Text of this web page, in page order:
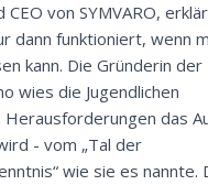
von SYMVARO,
dann funktioniert, wenn
kann. Die Gründerin der
wies die Jugendlichen
das
- vom „Tal der
wie sie es nannte.